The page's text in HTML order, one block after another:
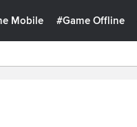
Mobile #Game Offline